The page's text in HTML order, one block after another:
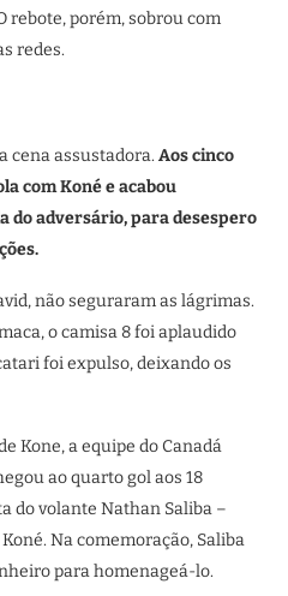
rebote, porém, sobrou com
redes.
cena assustadora. Aos cinco
com Koné e acabou
do adversário, para desespero
não seguraram as lágrimas.
o camisa 8 foi aplaudido
foi expulso, deixando os
Kone, a equipe do Canadá
ao quarto gol aos 18
do volante Nathan Saliba –
Na comemoração, Saliba
para homenageá-lo.